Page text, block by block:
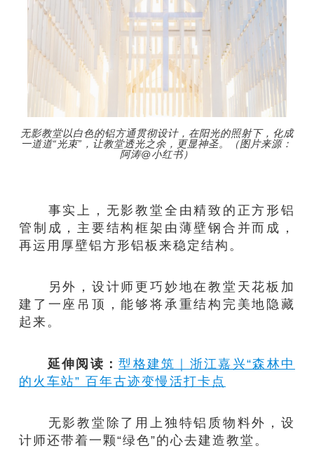
无影教堂以白色的铝方通贯彻设计，在阳光的照射下，化成
一道道“光束”，让教堂透光之余，更显神圣。（图片来源：
阿涛@小红书）
事实上，无影教堂全由精致的正方形铝
管制成，主要结构框架由薄壁钢合并而成，
再运用厚壁铝方形铝板来稳定结构。
另外，设计师更巧妙地在教堂天花板加
建了一座吊顶，能够将承重结构完美地隐藏
起来。
延伸阅读：型格建筑｜浙江嘉兴“森林中
的火车站” 百年古迹变慢活打卡点
无影教堂除了用上独特铝质物料外，设
计师还带着一颗“绿色”的心去建造教堂。